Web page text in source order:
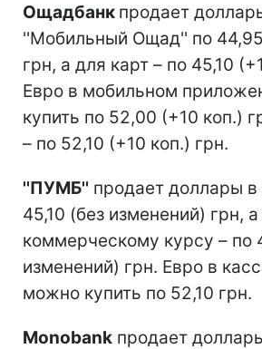
Ощадбанк продает
''Мобильный Ощад'' по
грн, а для карт – по 45,10
Евро в мобильном
купить по 52,00 (+10 коп.)
– по 52,10 (+10 коп.) грн.
''ПУМБ'' продает доллары в
45,10 (без изменений) грн,
коммерческому курсу – по
изменений) грн. Евро в
можно купить по 52,10 грн.
Monobank продает